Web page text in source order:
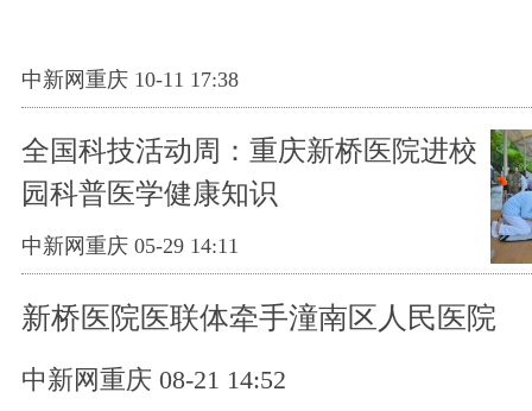
中新网重庆 10-11 17:38
全国科技活动周：重庆新桥医院进校
园科普医学健康知识
中新网重庆 05-29 14:11
新桥医院医联体牵手潼南区人民医院
中新网重庆 08-21 14:52